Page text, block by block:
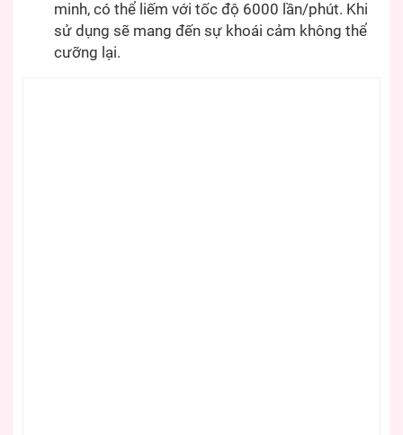
minh, có thể liếm với tốc độ 6000 lần/phút. Khi
sử dụng sẽ mang đến sự khoái cảm không thể
cưỡng lại.